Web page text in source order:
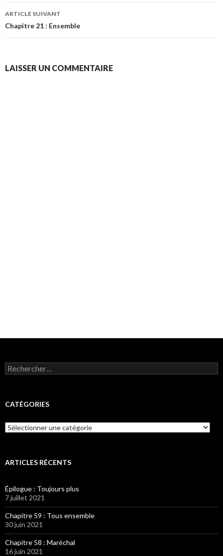
articles
ARTICLE SUIVANT
Chapitre 21 : Ensemble
LAISSER UN COMMENTAIRE
Rechercher :
CATÉGORIES
Catégories
ARTICLES RÉCENTS
Épilogue : Toujours plus
7 juillet 2021
Chapitre 59 : Tous ensemble
30 juin 2021
Chapitre 58 : Maréchal
16 juin 2021